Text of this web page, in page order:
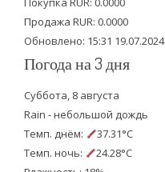
k
Продажа RUR: 0.0000
Обновлено: 15:31 19.07.2024
Погода на 3 дня
Суббота, 8 августа
Rain - небольшой дождь
Темп. днём:
37.31°C
Темп. ночь:
24.28°C